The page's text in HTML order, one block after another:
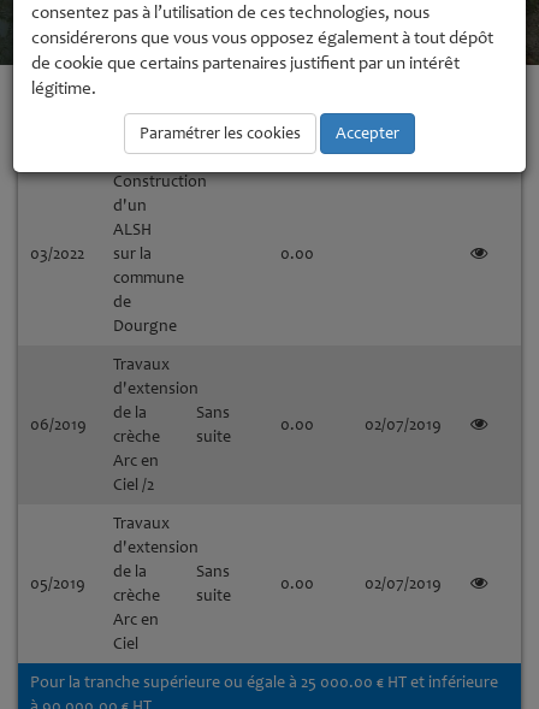
Marchés de travaux
Objet Attributaire
Montant
HT
Date
03/2022
Construction
d'un
ALSH
sur la
commune
de
Dourgne
0.00
06/2019
Travaux
d'extension
de la
crèche
Arc en
Ciel /2
Sans
suite
0.00 02/07/2019
05/2019
Travaux
d'extension
de la
crèche
Arc en
Ciel
Sans
suite
0.00 02/07/2019
Pour la tranche supérieure ou égale à 25 000.00 € HT et inférieure
consentez pas à l’utilisation de ces technologies, nous
considérerons que vous vous opposez également à tout dépôt
de cookie que certains partenaires justifient par un intérêt
légitime.
Paramétrer les cookies Accepter